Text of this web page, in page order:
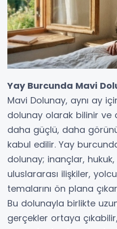
Yay Burcunda Mavi
Mavi Dolunay, aynı ay
dolunay olarak bilinir ve
daha güçlü, daha
kabul edilir. Yay
dolunay; inançlar,
uluslararası ilişkiler,
temalarını ön plana
Bu dolunayla birlikte
gerçekler ortaya